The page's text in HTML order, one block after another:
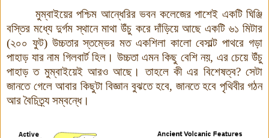
মুম্বাইয়ের পশ্চিম আন্ধেরির ভবন কলেজের পাশেই একটি ঘিঞ্জি
বস্তির মধ্যে দুর্গম স্থানে মাথা উঁচু করে দাঁড়িয়ে আছে একটি ৬১ মিটার
(২০০ ফুট) উচ্চতার স্তম্ভের মত একশিলা কালো বেসাল্ট পাথরে গড়া
পাহাড় যার নাম গিলবার্ট হিল। উচ্চতা এমন কিছু বেশি নয়, এর চেয়ে উঁচু
পাহাড় ত মুম্বাইয়েই আরও আছে। তাহলে কী এর বিশেষত্ব? সেটা
জানতে গেলে আবার কিছুটা বিজ্ঞান বুঝতে হবে, জানতে হবে পৃথিবীর গঠন
আর বৈচিত্র্য সম্বন্ধে।